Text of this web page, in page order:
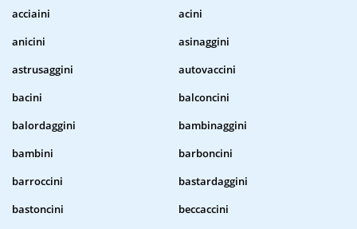
acciaini
acini
anicini
asinaggini
astrusaggini
autovaccini
bacini
balconcini
balordaggini
bambinaggini
bambini
barboncini
barroccini
bastardaggini
bastoncini
beccaccini